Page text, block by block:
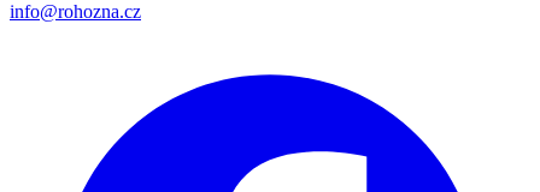
info@rohozna.cz